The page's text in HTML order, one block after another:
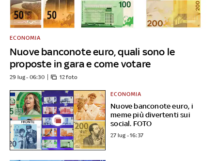
Nuove banconote euro, quali sono le
proposte in gara e come votare
ECONOMIA
29 lug - 06:30 12 foto
Nuove banconote euro, i
meme più divertenti sui
social. FOTO
ECONOMIA
27 lug - 16:37